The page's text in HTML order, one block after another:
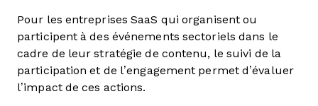
Pour les entreprises SaaS qui organisent ou
participent à des événements sectoriels dans le
cadre de leur stratégie de contenu, le suivi de la
participation et de l’engagement permet d’évaluer
l’impact de ces actions.